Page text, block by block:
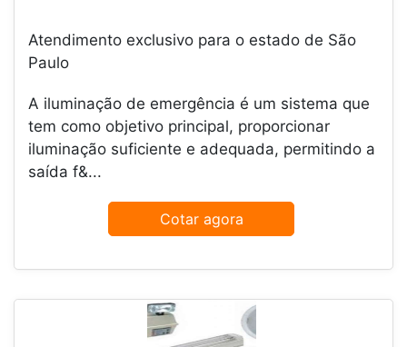
Atendimento exclusivo para o estado de São
Paulo
A iluminação de emergência é um sistema que
tem como objetivo principal, proporcionar
iluminação suficiente e adequada, permitindo a
saída f&...
Cotar agora